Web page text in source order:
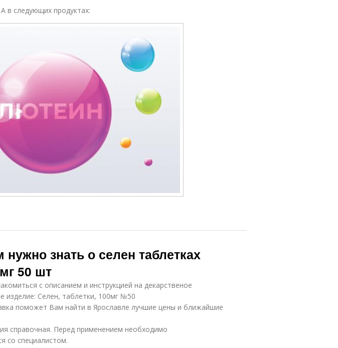
в следующих продуктах:
нужно знать о селен таблетках
50 шт
с описанием и инструкцией на декарственое
изделие: Селен, таблетки, 100мг №50
поможет Вам найти в Ярославле лучшие цены и ближайшие
справочная. Перед применением необходимо
со специалистом.